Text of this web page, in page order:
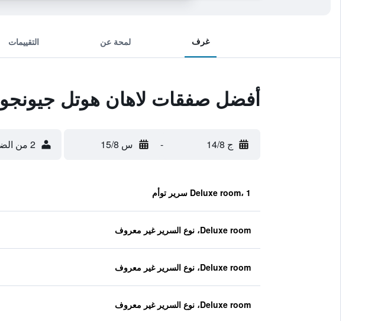
غرف لمحة عن التقييمات
أفضل صفقات لاهان هوتل جيونجو
ج 14/8 - س 15/8 2 من الضيوف، غرفة واحدة
Deluxe room، 1 سرير توأم
Deluxe room، نوع السرير غير معروف
Deluxe room، نوع السرير غير معروف
Deluxe room، نوع السرير غير معروف